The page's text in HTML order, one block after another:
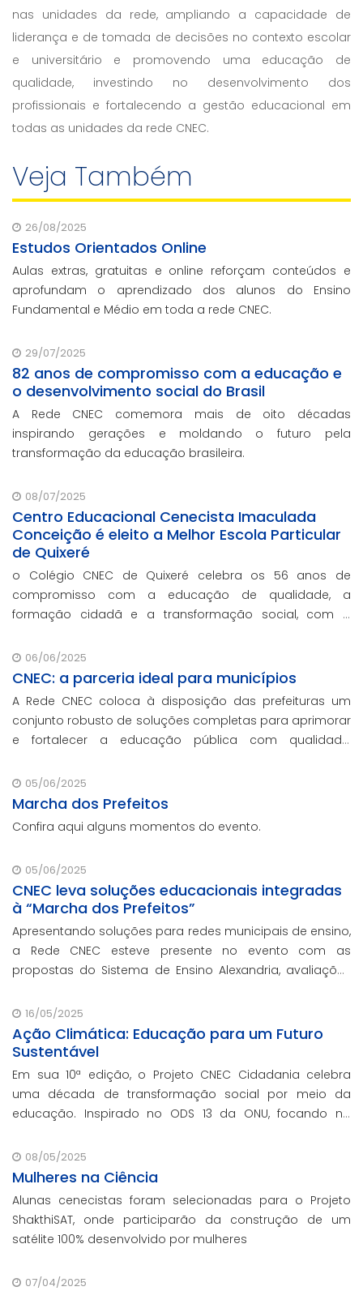
nas unidades da rede, ampliando a capacidade de
liderança e de tomada de decisões no contexto escolar
e universitário e promovendo uma educação de
qualidade, investindo no desenvolvimento dos
profissionais e fortalecendo a gestão educacional em
todas as unidades da rede CNEC.
Veja Também
26/08/2025
Estudos Orientados Online
Aulas extras, gratuitas e online reforçam conteúdos e
aprofundam o aprendizado dos alunos do Ensino
Fundamental e Médio em toda a rede CNEC.
29/07/2025
82 anos de compromisso com a educação e
o desenvolvimento social do Brasil
A Rede CNEC comemora mais de oito décadas
inspirando gerações e moldando o futuro pela
transformação da educação brasileira.
08/07/2025
Centro Educacional Cenecista Imaculada
Conceição é eleito a Melhor Escola Particular
de Quixeré
o Colégio CNEC de Quixeré celebra os 56 anos de
compromisso com a educação de qualidade, a
formação cidadã e a transformação social, com o
sendo eleita a melhor escola particular da cidade.
06/06/2025
CNEC: a parceria ideal para municípios
A Rede CNEC coloca à disposição das prefeituras um
conjunto robusto de soluções completas para aprimorar
e fortalecer a educação pública com qualidade,
que não participaram da Marcha dos Prefeito
05/06/2025
Marcha dos Prefeitos
Confira aqui alguns momentos do evento.
05/06/2025
CNEC leva soluções educacionais integradas
à “Marcha dos Prefeitos”
Apresentando soluções para redes municipais de ensino,
a Rede CNEC esteve presente no evento com as
propostas do Sistema de Ensino Alexandria, avaliações
escolar e parcerias com prefeituras durante ev
16/05/2025
Ação Climática: Educação para um Futuro
Sustentável
Em sua 10ª edição, o Projeto CNEC Cidadania celebra
uma década de transformação social por meio da
educação. Inspirado no ODS 13 da ONU, focando no
promoção da sustentabilidade.
08/05/2025
Mulheres na Ciência
Alunas cenecistas foram selecionadas para o Projeto
ShakthiSAT, onde participarão da construção de um
satélite 100% desenvolvido por mulheres
07/04/2025